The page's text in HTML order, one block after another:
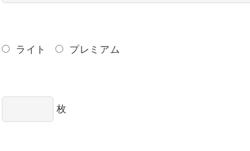
ライト プレミアム
枚